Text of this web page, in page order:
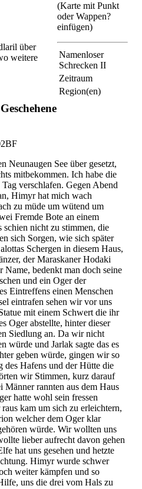
(Karte mit Punkt
oder Wappen?
einfügen)
Namenloser
Schrecken II
Zeitraum
Region(en)
über
weitere
Neunaugen See über gesetzt,
mitbekommen. Ich habe die
verschlafen. Gegen Abend
Himyr hat mich wach
zu müde um wütend um
Fremde Bote an einem
nicht zu stimmen, die
sich Sorgen, wie sich später
Schergen in diesem Haus,
der Maraskaner Hodaki
bedenkt man doch seine
und ein Oger der
Eintreffens einen Menschen
eintrafen sehen wir vor uns
mit einem Schwert die ihr
Oger abstellte, hinter dieser
Siedlung an. Da wir nicht
würde und Jarlak sagte das es
geben würde, gingen wir so
Hafens und der Hütte die
wir Stimmen, kurz darauf
Männer rannten aus dem Haus
hatte wohl sein fressen
kam um sich zu erleichtern,
welcher dem Oger klar
würde. Wir wollten uns
lieber aufrecht davon gehen
hat uns gesehen und hetzte
Himyr wurde schwer
weiter kämpfen und so
uns die drei vom Hals zu